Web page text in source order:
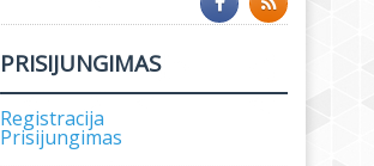
PRISIJUNGIMAS
Registracija
Prisijungimas